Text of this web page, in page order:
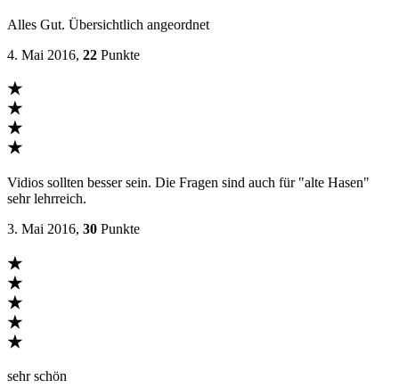
Alles Gut. Übersichtlich angeordnet
4. Mai 2016, 22 Punkte
★
★
★
★
Vidios sollten besser sein. Die Fragen sind auch für "alte Hasen"
sehr lehrreich.
3. Mai 2016, 30 Punkte
★
★
★
★
★
sehr schön